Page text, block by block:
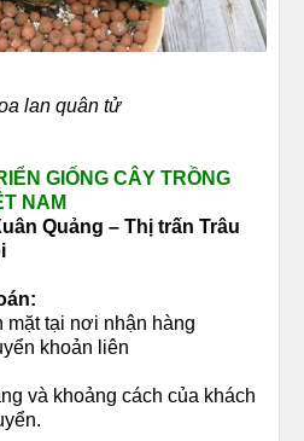
lan quân tử
GIỐNG CÂY TRỒNG
NAM
Quảng – Thị trấn Trâu
mặt tại nơi nhận hàng
khoản liên
và khoảng cách của khách